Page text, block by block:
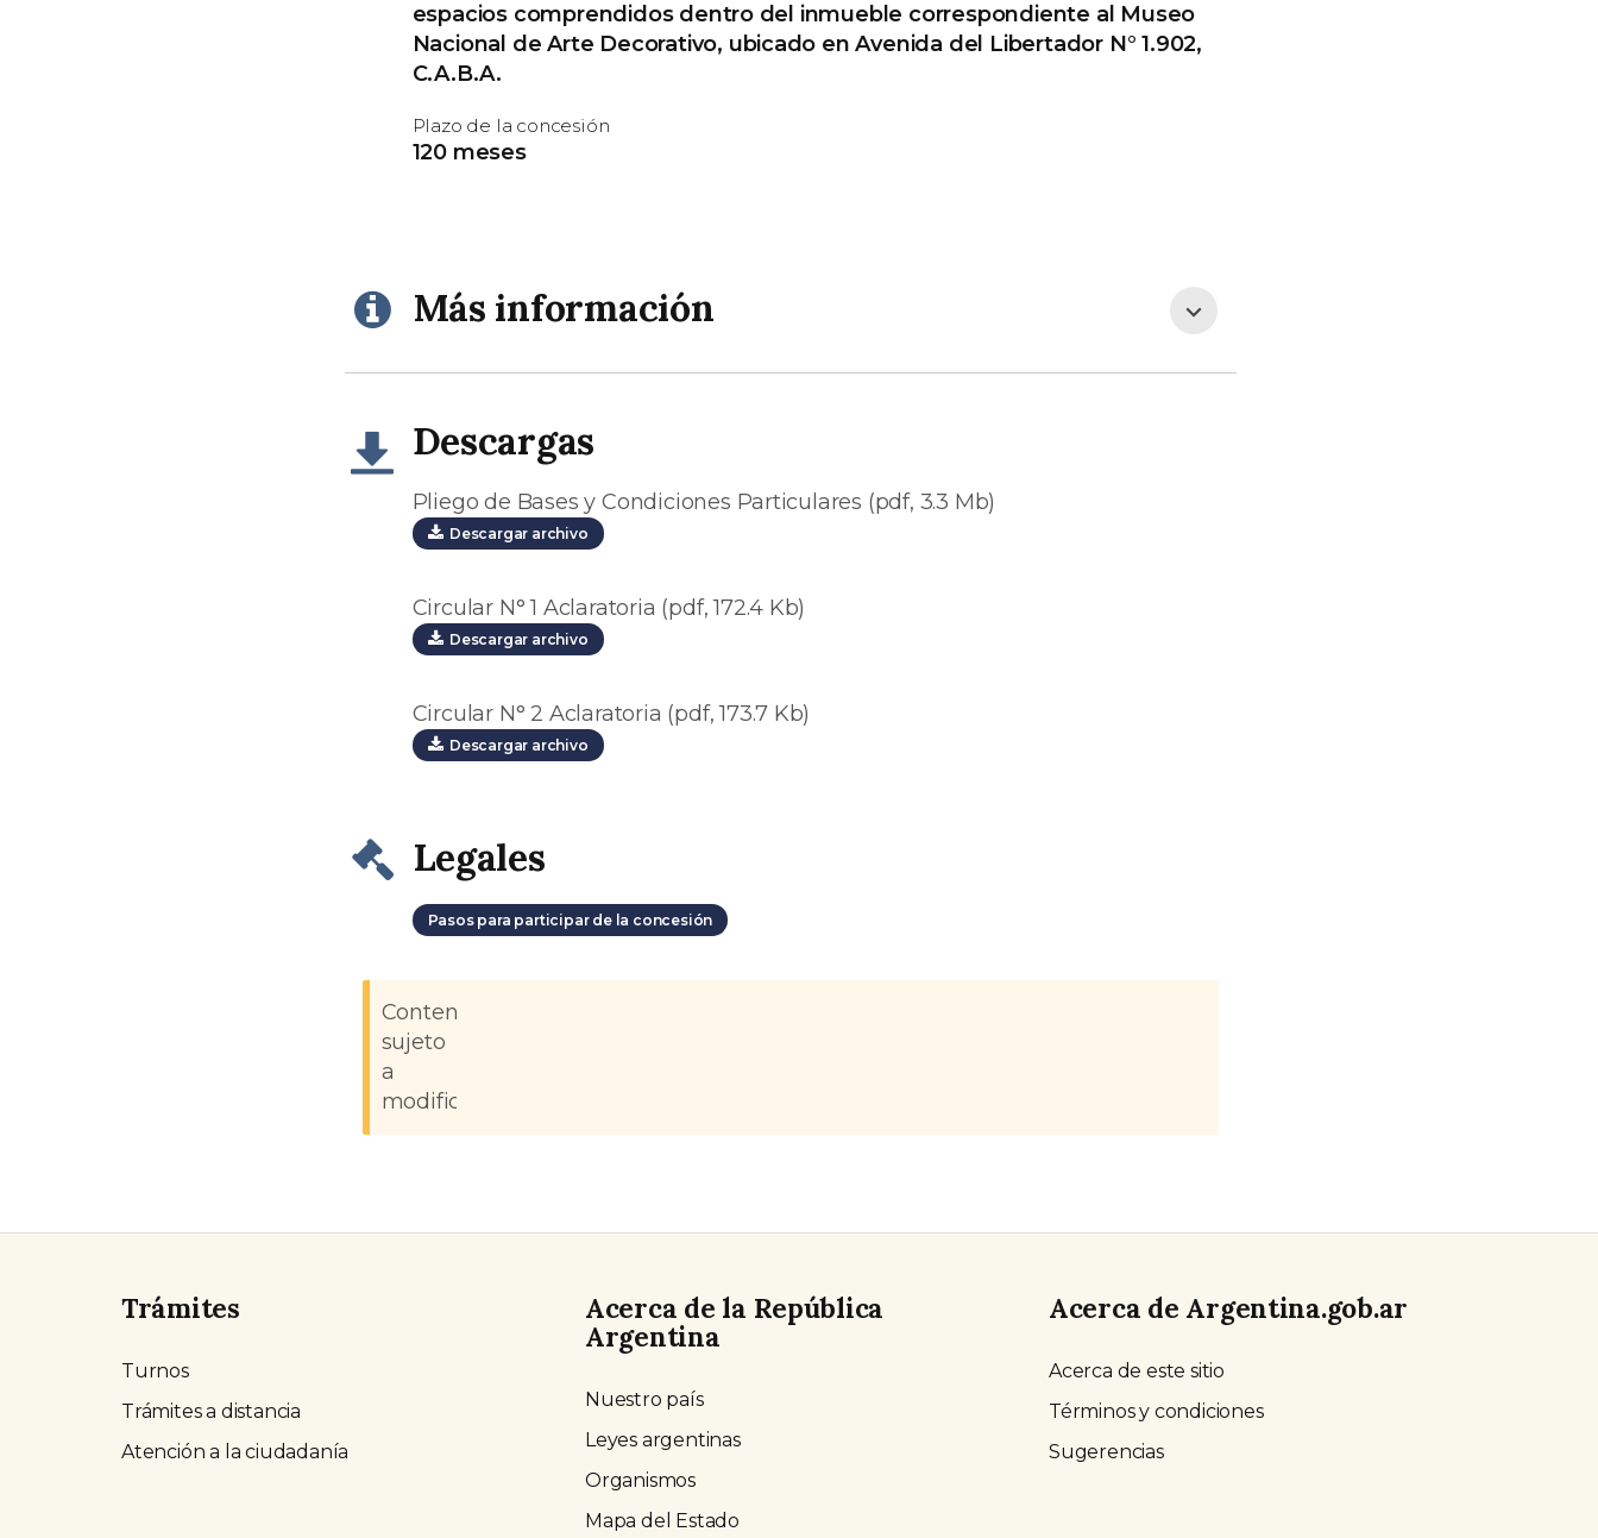
espacios comprendidos dentro del inmueble correspondiente al Museo
Nacional de Arte Decorativo, ubicado en Avenida del Libertador N° 1.902,
C.A.B.A.
Plazo de la concesión
120 meses
Más información
Descargas
Pliego de Bases y Condiciones Particulares (pdf, 3.3 Mb)
Descargar archivo
Circular N° 1 Aclaratoria (pdf, 172.4 Kb)
Descargar archivo
Circular N° 2 Aclaratoria (pdf, 173.7 Kb)
Descargar archivo
Legales
Pasos para participar de la concesión
Contenido
sujeto
a
modificaciones.
Trámites
Turnos
Trámites a distancia
Atención a la ciudadanía
Acerca de la República
Argentina
Nuestro país
Leyes argentinas
Organismos
Mapa del Estado
Acerca de Argentina.gob.ar
Acerca de este sitio
Términos y condiciones
Sugerencias